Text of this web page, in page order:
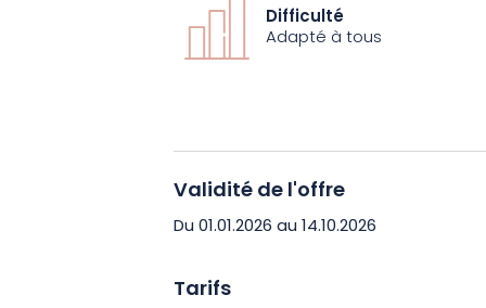
position géographique est si
mais aussi dans les échanges
de la Musique et de la Danse. En
explorerez des zones d’activités qui
passerez par des quartiers comme
Moulins Advens.
Difficulté
Adapté à tous
Validité de l'offre
Du 01.01.2026 au 14.10.2026
Tarifs